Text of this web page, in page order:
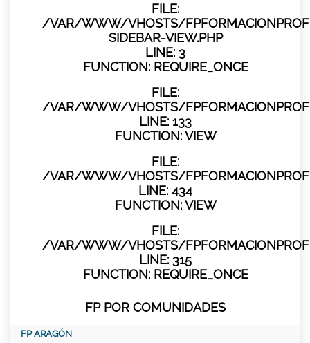
FILE:
/VAR/WWW/VHOSTS/
SIDEBAR-VIEW.PHP
LINE: 3
FUNCTION: REQUIRE_ONCE
FILE:
/VAR/WWW/VHOSTS/
LINE: 133
FUNCTION: VIEW
FILE:
/VAR/WWW/VHOSTS/
LINE: 434
FUNCTION: VIEW
FILE:
/VAR/WWW/VHOSTS/
LINE: 315
FUNCTION: REQUIRE_ONCE
FP POR COMUNIDADES
FP ARAGÓN